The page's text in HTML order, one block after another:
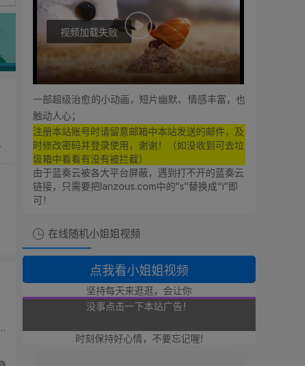
0:00 0:00
视频加载失败
一部超级治愈的小动画，短片幽默、情感丰富，也
触动人心；
注册本站账号时请留意邮箱中本站发送的邮件，及
时修改密码并登录使用，谢谢！（如没收到可去垃
圾箱中看看有没有被拦截）
由于蓝奏云被各大平台屏蔽，遇到打不开的蓝奏云
链接，只需要把lanzous.com中的"s"替换成“i"即
可！
在线随机小姐姐视频
点我看小姐姐视频
坚持每天来逛逛，会让你
想支持廿八星空的朋友！
可以点击本站的广告奥！
没事点击一下本站广告！
时刻保持好心情，不要忘记喔!